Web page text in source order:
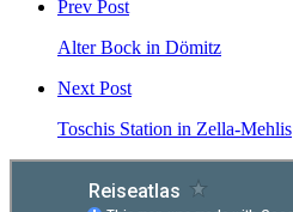
Prev Post
Alter Bock in Dömitz
Next Post
Toschis Station in Zella-Mehlis